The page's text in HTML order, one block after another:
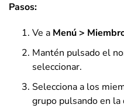
Pasos:
Ve a Menú >
Mantén pulsado el
seleccionar.
Selecciona a los
grupo pulsando en la